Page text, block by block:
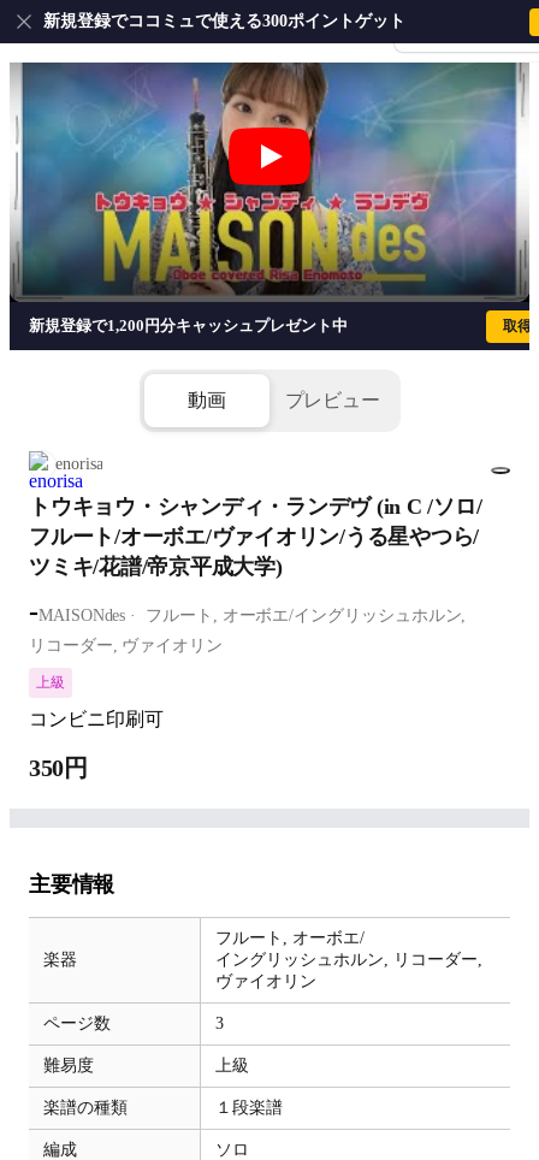
会員登録・ログイ
新規登録でココミュで使える300ポイントゲット
トウキョウ・シャンディ・ランデヴ
1/3
新規登録で1,200円分キャッシュプレゼント中 取得
動画 プレビュー
enorisa
トウキョウ・シャンディ・ランデヴ (in C /ソロ/
フルート/オーボエ/ヴァイオリン/うる星やつら/
ツミキ/花譜/帝京平成大学)
-MAISONdes フルート, オーボエ/イングリッシュホルン,
リコーダー, ヴァイオリン
上級
コンビニ印刷可
350円
主要情報
楽器
フルート, オーボエ/
イングリッシュホルン,
リコーダー,
ヴァイオリン
ページ数 3
難易度 上級
楽譜の種類 １段楽譜
編成 ソロ